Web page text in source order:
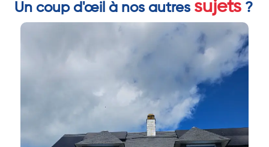
Un coup d'œil à nos autres sujets ?